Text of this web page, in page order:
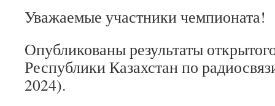
Уважаемые участники чемпионата!
Опубликованы результаты
Республики Казахстан по
2024).